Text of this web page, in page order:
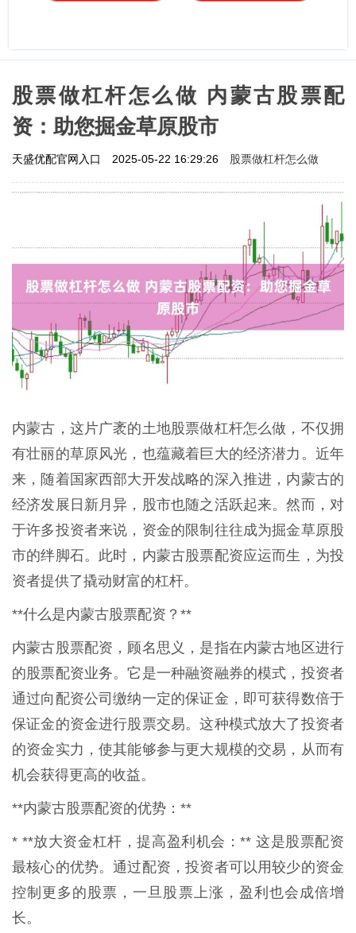
股票做杠杆怎么做 内蒙古股票配
资：助您掘金草原股市
天盛优配官网入口 2025-05-22 16:29:26 股票做杠杆怎么做
内蒙古，这片广袤的土地股票做杠杆怎么做，不仅拥
有壮丽的草原风光，也蕴藏着巨大的经济潜力。近年
来，随着国家西部大开发战略的深入推进，内蒙古的
经济发展日新月异，股市也随之活跃起来。然而，对
于许多投资者来说，资金的限制往往成为掘金草原股
市的绊脚石。此时，内蒙古股票配资应运而生，为投
资者提供了撬动财富的杠杆。
**什么是内蒙古股票配资？**
内蒙古股票配资，顾名思义，是指在内蒙古地区进行
的股票配资业务。它是一种融资融券的模式，投资者
通过向配资公司缴纳一定的保证金，即可获得数倍于
保证金的资金进行股票交易。这种模式放大了投资者
的资金实力，使其能够参与更大规模的交易，从而有
机会获得更高的收益。
**内蒙古股票配资的优势：**
* **放大资金杠杆，提高盈利机会：** 这是股票配资
最核心的优势。通过配资，投资者可以用较少的资金
控制更多的股票，一旦股票上涨，盈利也会成倍增
长。